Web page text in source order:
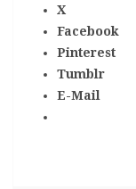
X
Facebook
Pinterest
Tumblr
E-Mail